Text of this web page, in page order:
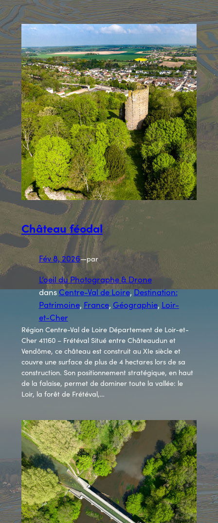
Château féodal
Fév 8, 2026—par
L’oeil du Photographe & Drone
dansCentre-Val de Loire, Destination:
Patrimoine, France, Géographie, Loir-
et-Cher
Région Centre-Val de Loire Département de Loir-et-
Cher 41160 – Frétéval Situé entre Châteaudun et
Vendôme, ce château est construit au XIe siècle et
couvre une surface de plus de 4 hectares lors de sa
construction. Son positionnement stratégique, en haut
de la falaise, permet de dominer toute la vallée: le
Loir, la forêt de Frétéval,…